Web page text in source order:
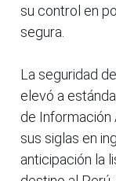
su control en
segura.
La seguridad
elevó a
de Información
sus siglas en
anticipación la